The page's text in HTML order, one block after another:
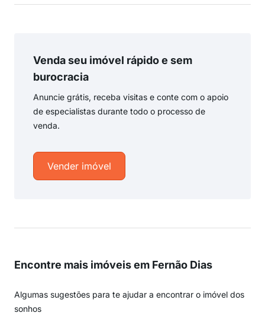
Venda seu imóvel rápido e sem
burocracia
Anuncie grátis, receba visitas e conte com o apoio
de especialistas durante todo o processo de
venda.
Vender imóvel
Encontre mais imóveis em Fernão Dias
Algumas sugestões para te ajudar a encontrar o imóvel dos
sonhos